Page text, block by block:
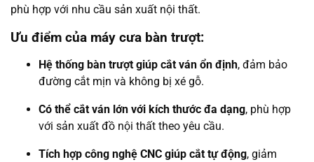
phù hợp với nhu cầu sản xuất nội thất.
Ưu điểm của máy cưa bàn trượt:
Hệ thống bàn trượt giúp cắt ván ổn định, đảm bảo
đường cắt mịn và không bị xé gỗ.
Có thể cắt ván lớn với kích thước đa dạng, phù hợp
với sản xuất đồ nội thất theo yêu cầu.
Tích hợp công nghệ CNC giúp cắt tự động, giảm